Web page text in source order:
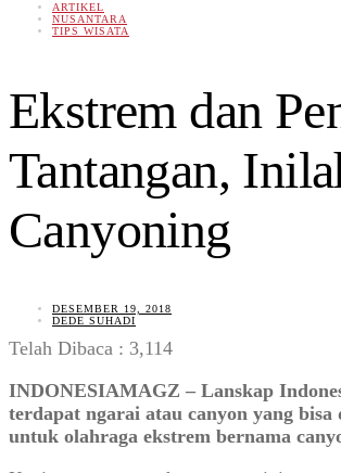
ARTIKEL
NUSANTARA
TIPS WISATA
Ekstrem dan
Tantangan,
Canyoning
DESEMBER 19, 2018
DEDE SUHADI
Telah Dibaca : 3,114
INDONESIAMAGZ – Lanskap
terdapat ngarai atau canyon yang bisa
untuk olahraga ekstrem bernama